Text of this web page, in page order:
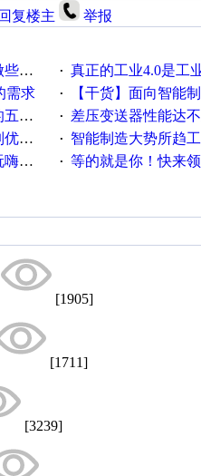
回复楼主 举报
么 · 真正的工业4.0是工
需求 · 【干货】面向智能
碍 · 差压变送器性能达不到
点 · 智能制造大势所趋工业
！ · 等的就是你！快来领《变
[1905]
[1711]
[3239]